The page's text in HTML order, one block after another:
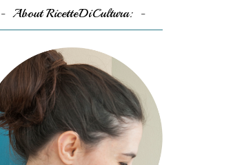
About RicetteDiCultura: